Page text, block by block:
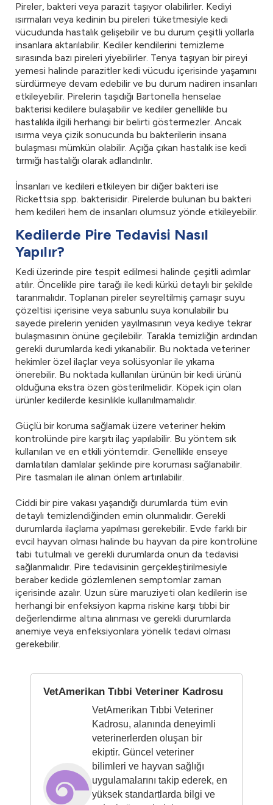
Pireler, bakteri veya parazit taşıyor olabilirler. Kediyi
ısırmaları veya kedinin bu pireleri tüketmesiyle kedi
vücudunda hastalık gelişebilir ve bu durum çeşitli yollarla
insanlara aktarılabilir. Kediler kendilerini temizleme
sırasında bazı pireleri yiyebilirler. Tenya taşıyan bir pireyi
yemesi halinde parazitler kedi vücudu içerisinde yaşamını
sürdürmeye devam edebilir ve bu durum nadiren insanları
etkileyebilir. Pirelerin taşıdığı Bartonella henselae
bakterisi kedilere bulaşabilir ve kediler genellikle bu
hastalıkla ilgili herhangi bir belirti göstermezler. Ancak
ısırma veya çizik sonucunda bu bakterilerin insana
bulaşması mümkün olabilir. Açığa çıkan hastalık ise kedi
tırmığı hastalığı olarak adlandırılır.
İnsanları ve kedileri etkileyen bir diğer bakteri ise
Rickettsia spp. bakterisidir. Pirelerde bulunan bu bakteri
hem kedileri hem de insanları olumsuz yönde etkileyebilir.
Kedilerde Pire Tedavisi Nasıl
Yapılır?
Kedi üzerinde pire tespit edilmesi halinde çeşitli adımlar
atılır. Öncelikle pire tarağı ile kedi kürkü detaylı bir şekilde
taranmalıdır. Toplanan pireler seyreltilmiş çamaşır suyu
çözeltisi içerisine veya sabunlu suya konulabilir bu
sayede pirelerin yeniden yayılmasının veya kediye tekrar
bulaşmasının önüne geçilebilir. Tarakla temizliğin ardından
gerekli durumlarda kedi yıkanabilir. Bu noktada veteriner
hekimler özel ilaçlar veya solüsyonlar ile yıkama
önerebilir. Bu noktada kullanılan ürünün bir kedi ürünü
olduğuna ekstra özen gösterilmelidir. Köpek için olan
ürünler kedilerde kesinlikle kullanılmamalıdır.
Güçlü bir koruma sağlamak üzere veteriner hekim
kontrolünde pire karşıtı ilaç yapılabilir. Bu yöntem sık
kullanılan ve en etkili yöntemdir. Genellikle enseye
damlatılan damlalar şeklinde pire koruması sağlanabilir.
Pire tasmaları ile alınan önlem artırılabilir.
Ciddi bir pire vakası yaşandığı durumlarda tüm evin
detaylı temizlendiğinden emin olunmalıdır. Gerekli
durumlarda ilaçlama yapılması gerekebilir. Evde farklı bir
evcil hayvan olması halinde bu hayvan da pire kontrolüne
tabi tutulmalı ve gerekli durumlarda onun da tedavisi
sağlanmalıdır. Pire tedavisinin gerçekleştirilmesiyle
beraber kedide gözlemlenen semptomlar zaman
içerisinde azalır. Uzun süre maruziyeti olan kedilerin ise
herhangi bir enfeksiyon kapma riskine karşı tıbbi bir
değerlendirme altına alınması ve gerekli durumlarda
anemiye veya enfeksiyonlara yönelik tedavi olması
gerekebilir.
VetAmerikan Tıbbi Veteriner Kadrosu
VetAmerikan Tıbbi Veteriner
Kadrosu, alanında deneyimli
veterinerlerden oluşan bir
ekiptir. Güncel veteriner
bilimleri ve hayvan sağlığı
uygulamalarını takip ederek, en
yüksek standartlarda bilgi ve